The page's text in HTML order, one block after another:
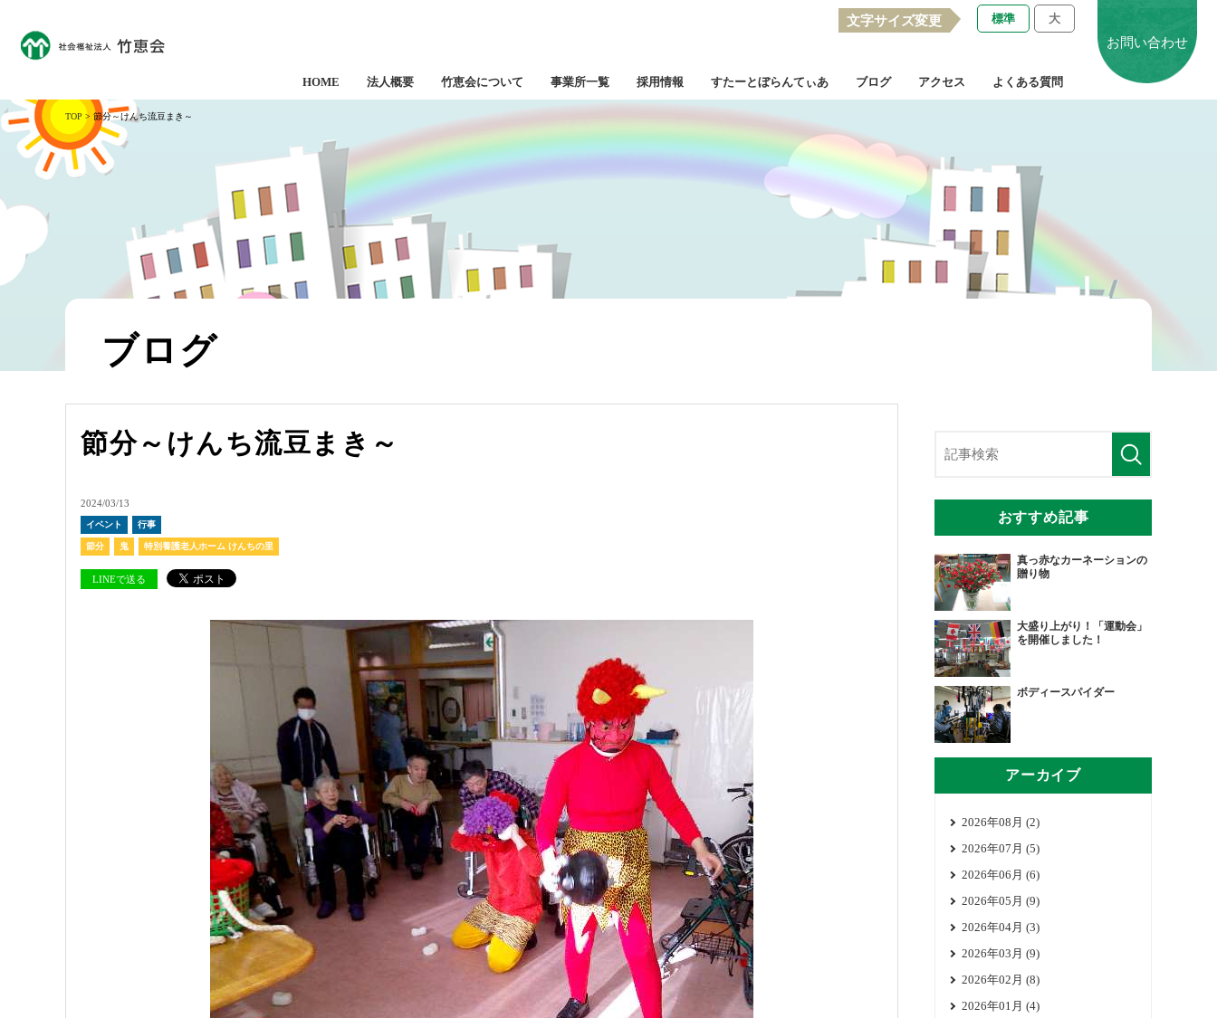
文字サイズ変更 標準 大
HOME 法人概要 竹恵会について 事業所一覧 採用情報 すたーとぼらんてぃあ ブログ アクセス よくある質問
お問い合わせ
TOP > 節分～けんち流豆まき～
ブログ
節分～けんち流豆まき～
2024/03/13
イベント 行事
節分 鬼 特別養護老人ホーム けんちの里
LINEで送る
おすすめ記事
真っ赤なカーネーションの
贈り物
大盛り上がり！「運動会」
を開催しました！
ボディースパイダー
アーカイブ
2026年08月 (2)
2026年07月 (5)
2026年06月 (6)
2026年05月 (9)
2026年04月 (3)
2026年03月 (9)
2026年02月 (8)
2026年01月 (4)